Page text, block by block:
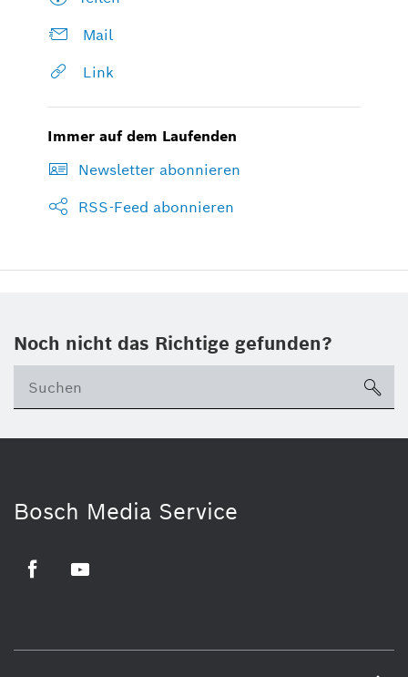
Mail
Link
Immer auf dem Laufenden
Newsletter abonnieren
RSS-Feed abonnieren
Noch nicht das Richtige gefunden?
Bosch Media Service